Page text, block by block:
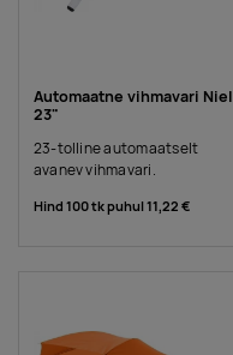
Automaatne vihmavari Niel
23"
23-tolline automaatselt
avanev vihmavari.
Hind 100 tk puhul11,22 €